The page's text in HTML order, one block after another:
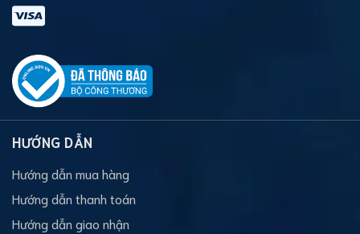
HƯỚNG DẪN
Hướng dẫn mua hàng
Hướng dẫn thanh toán
Hướng dẫn giao nhận